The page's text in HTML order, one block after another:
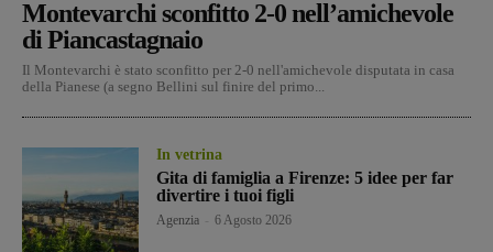
Montevarchi sconfitto 2-0 nell’amichevole
di Piancastagnaio
Il Montevarchi è stato sconfitto per 2-0 nell'amichevole disputata in casa
della Pianese (a segno Bellini sul finire del primo...
In vetrina
Gita di famiglia a Firenze: 5 idee per far
divertire i tuoi figli
Agenzia 6 Agosto 2026